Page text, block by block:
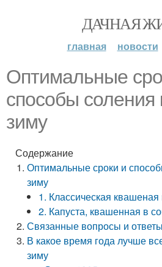
ДАЧНАЯ
главная новости
Оптимальные
способы соления
зиму
Содержание
Оптимальные сроки и
зиму
1. Классическая квашеная
2. Капуста, квашенная в
Связанные вопросы и ответы
В какое время года лучше
зиму